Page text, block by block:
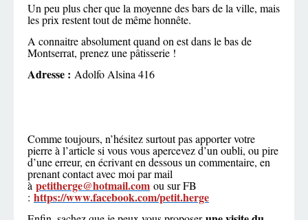
Un peu plus cher que la moyenne des bars de la ville, mais
les prix restent tout de même honnête.
A connaitre absolument quand on est dans le bas de
Montserrat, prenez une pâtisserie !
Adresse : Adolfo Alsina 416
Comme toujours, n’hésitez surtout pas apporter votre
pierre à l’article si vous vous apercevez d’un oubli, ou pire
d’une erreur, en écrivant en dessous un commentaire, en
prenant contact avec moi par mail
à petitherge@hotmail.com ou sur FB
: https://www.facebook.com/petit.herge